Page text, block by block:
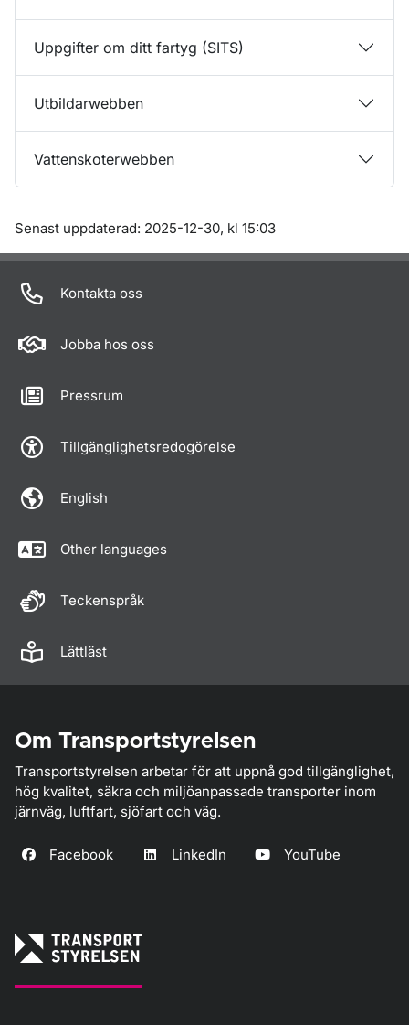
Uppgifter om ditt fartyg (SITS)
Utbildarwebben
Vattenskoterwebben
Om sidan
Senast uppdaterad: 2025-12-30, kl 15:03
Kontakta oss
Jobba hos oss
Pressrum
Tillgänglighetsredogörelse
English
Other languages
Teckenspråk
Lättläst
Om Transportstyrelsen
Transportstyrelsen arbetar för att uppnå god tillgänglighet,
hög kvalitet, säkra och miljöanpassade transporter inom
järnväg, luftfart, sjöfart och väg.
Facebook LinkedIn YouTube